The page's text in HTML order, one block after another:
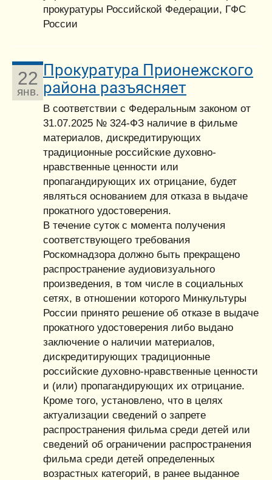
прокуратуры Российской Федерации, ГФС
России
22
янв.
Прокуратура Прионежского
района разъясняет
В соответствии с Федеральным законом от
31.07.2025 № 324-ФЗ наличие в фильме
материалов, дискредитирующих
традиционные российские духовно-
нравственные ценности или
пропагандирующих их отрицание, будет
являться основанием для отказа в выдаче
прокатного удостоверения.
В течение суток с момента получения
соответствующего требования
Роскомнадзора должно быть прекращено
распространение аудиовизуального
произведения, в том числе в социальных
сетях, в отношении которого Минкультуры
России принято решение об отказе в выдаче
прокатного удостоверения либо выдано
заключение о наличии материалов,
дискредитирующих традиционные
российские духовно-нравственные ценности
и (или) пропагандирующих их отрицание.
Кроме того, установлено, что в целях
актуализации сведений о запрете
распространения фильма среди детей или
сведений об ограничении распространения
фильма среди детей определенных
возрастных категорий, в ранее выданное